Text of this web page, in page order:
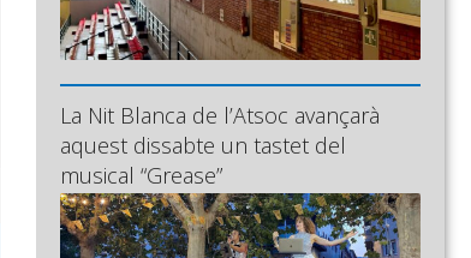
La Nit Blanca de l’Atsoc avançarà
aquest dissabte un tastet del
musical “Grease”